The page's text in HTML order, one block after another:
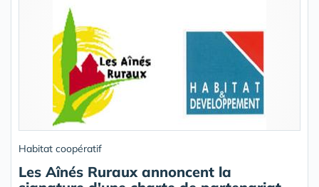
Habitat coopératif
Les Aînés Ruraux annoncent la